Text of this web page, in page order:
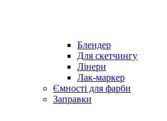
Блендер
Для скетчингу
Лінери
Лак-маркер
Ємності для фарби
Заправки